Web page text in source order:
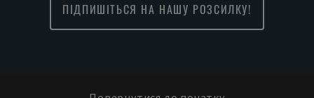
ПІДПИШІТЬСЯ НА НАШУ РОЗСИЛКУ!